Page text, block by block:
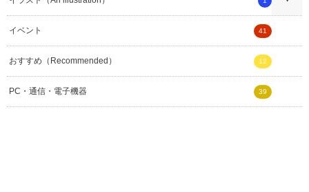
イベント 41
おすすめ（Recommended） 12
PC・通信・電子機器 39